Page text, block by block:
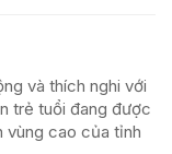
và thích nghi với
trẻ tuổi đang được
vùng cao của tỉnh